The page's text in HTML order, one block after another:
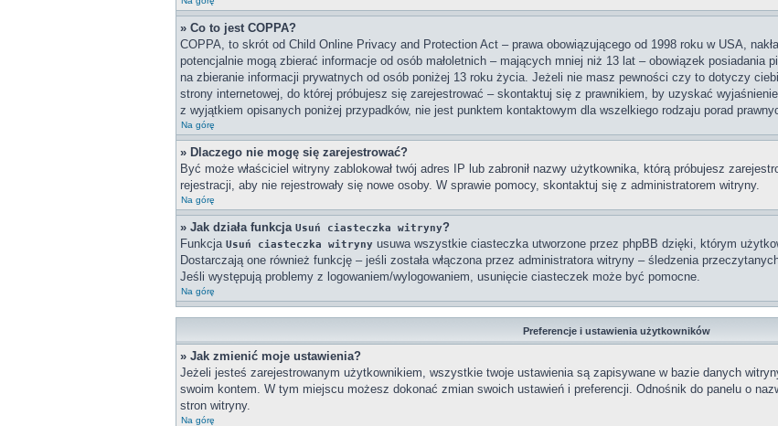
» Co to jest COPPA?
COPPA, to skrót od Child Online Privacy and Protection Act – prawa obowiązującego od 1998 roku w USA,
potencjalnie mogą zbierać informacje od osób małoletnich – mających mniej niż 13 lat – obowiązek posiadania
na zbieranie informacji prywatnych od osób poniżej 13 roku życia. Jeżeli nie masz pewności czy to dotyczy
strony internetowej, do której próbujesz się zarejestrować – skontaktuj się z prawnikiem, by uzyskać
z wyjątkiem opisanych poniżej przypadków, nie jest punktem kontaktowym dla wszelkiego rodzaju porad
Na górę
» Dlaczego nie mogę się zarejestrować?
Być może właściciel witryny zablokował twój adres IP lub zabronił nazwy użytkownika, którą próbujesz
rejestracji, aby nie rejestrowały się nowe osoby. W sprawie pomocy, skontaktuj się z administratorem witryny.
Na górę
» Jak działa funkcja Usuń ciasteczka witryny?
Funkcja Usuń ciasteczka witryny usuwa wszystkie ciasteczka utworzone przez phpBB dzięki, którym
Dostarczają one również funkcję – jeśli została włączona przez administratora witryny – śledzenia
Jeśli występują problemy z logowaniem/wylogowaniem, usunięcie ciasteczek może być pomocne.
Na górę
Preferencje i ustawienia użytkowników
» Jak zmienić moje ustawienia?
Jeżeli jesteś zarejestrowanym użytkownikiem, wszystkie twoje ustawienia są zapisywane w bazie danych
swoim kontem. W tym miejscu możesz dokonać zmian swoich ustawień i preferencji. Odnośnik do panelu o
stron witryny.
Na górę